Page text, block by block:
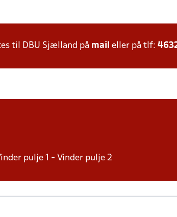
til DBU Sjælland på mail eller på tlf:
pulje 1 - Vinder pulje 2